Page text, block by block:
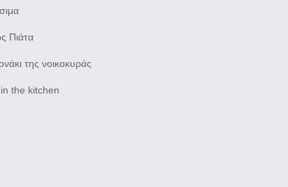
Πιάτα
της νοικοκυράς
the kitchen